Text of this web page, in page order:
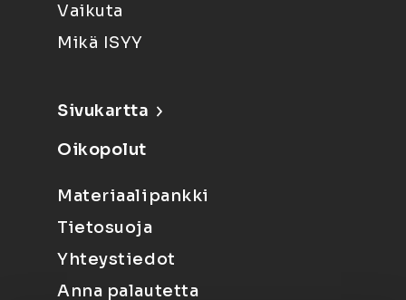
Vaikuta
Mikä ISYY
Sivukartta
Oikopolut
Materiaalipankki
Tietosuoja
Yhteystiedot
Anna palautetta